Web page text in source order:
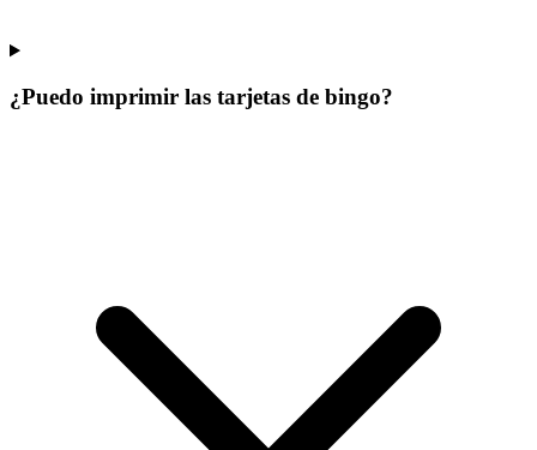
¿Puedo imprimir las tarjetas de bingo?